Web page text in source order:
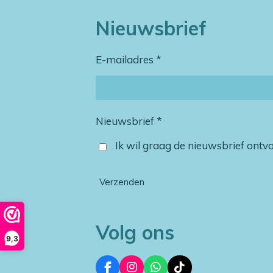
9,3
Nieuwsbrief
E-mailadres *
Nieuwsbrief *
Ik wil graag de nieuwsbrief
Verzenden
Volg ons